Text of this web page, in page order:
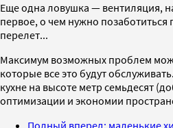
Еще одна ловушка — вентиляция,
первое, о чем нужно позаботиться
перелет...
Максимум возможных проблем
которые все это будут
кухне на высоте метр семьдесят
оптимизации и экономии